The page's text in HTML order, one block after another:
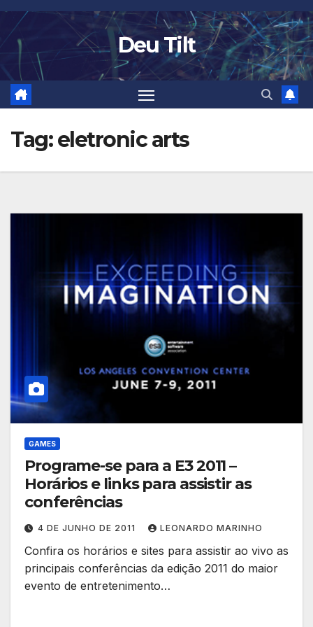
Skip
to
content
Deu Tilt
Tag:eletronic arts
GAMES
Programe-se para a E3 2011 –
Horários e links para assistir as
conferências
4 DE JUNHO DE 2011 LEONARDO MARINHO
Confira os horários e sites para assistir ao vivo as
principais conferências da edição 2011 do maior
evento de entretenimento…